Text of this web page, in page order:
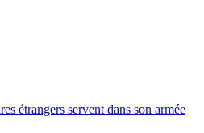
étrangers servent dans son armée